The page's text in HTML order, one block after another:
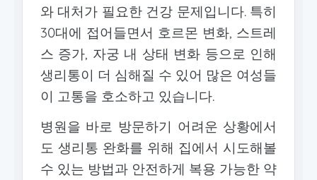
와 대처가 필요한 건강 문제입니다. 특히
30대에 접어들면서 호르몬 변화, 스트레
스 증가, 자궁 내 상태 변화 등으로 인해
생리통이 더 심해질 수 있어 많은 여성들
이 고통을 호소하고 있습니다.
병원을 바로 방문하기 어려운 상황에서
도 생리통 완화를 위해 집에서 시도해볼
수 있는 방법과 안전하게 복용 가능한 약